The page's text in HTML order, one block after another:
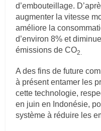
d’embouteillage.
augmenter la vitesse
améliore la
d’environ 8% et
émissions de CO2.
A des fins de future
à présent entamer les
cette technologie,
en juin en Indonésie,
système à réduire les